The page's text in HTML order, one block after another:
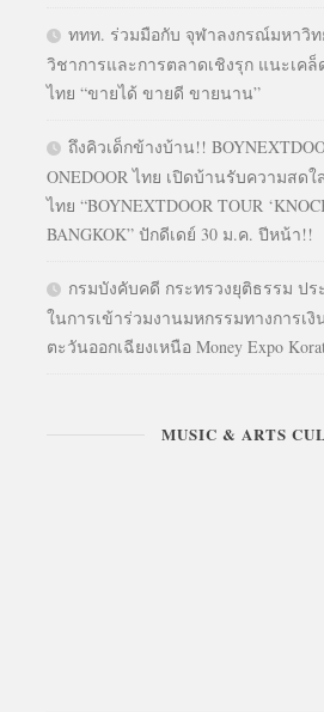
ททท. ร่วมมือกับ จุฬาลงกรณ์มหาวิ
วิชาการและการตลาดเชิงรุก แนะเค
ไทย “ขายได้ ขายดี ขายนาน”
ถึงคิวเด็กข้างบ้าน!!
ONEDOOR ไทย เปิดบ้านรับความสด
ไทย “BOYNEXTDOOR TOUR
BANGKOK” ปักดีเดย์ 30 ม.ค. ปีหน้า!!
กรมบังคับคดี กระทรวงยุติธรรม ป
ในการเข้าร่วมงานมหกรรมทางการเ
ตะวันออกเฉียงเหนือ Money Expo
MUSIC & ARTS